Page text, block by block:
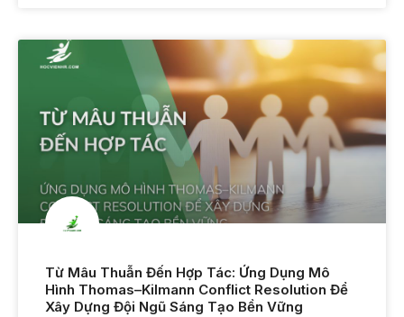
Từ Mâu Thuẫn Đến Hợp Tác: Ứng Dụng Mô
Hình Thomas–Kilmann Conflict Resolution Để
Xây Dựng Đội Ngũ Sáng Tạo Bền Vững